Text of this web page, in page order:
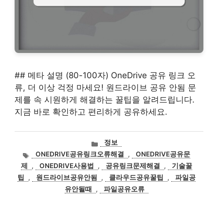
## 메타 설명 (80-100자) OneDrive 공유 링크 오
류, 더 이상 걱정 마세요! 원드라이브 공유 안됨 문
제를 속 시원하게 해결하는 꿀팁을 알려드립니다.
지금 바로 확인하고 편리하게 공유하세요.
카
테
고
리
정보
태ONEDRIVE공유링크오류해결 ,
ONEDRIVE공유문
제
, ONEDRIVE사용법 , 공유링크문제해결 ,
기술꿀
팁
, 원드라이브공유안됨 , 클라우드공유꿀팁 ,
파일공
유안될때
, 파일공유오류